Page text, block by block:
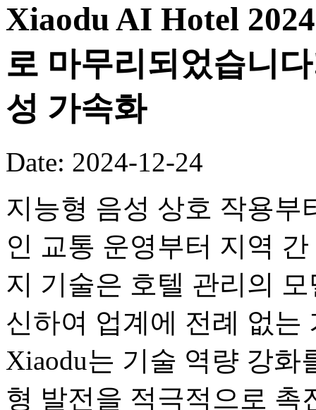
Xiaodu AI Hotel
로 마무리되었습니
성 가속화
Date: 2024-12-24
지능형 음성 상호 작용부
인 교통 운영부터 지역
지 기술은 호텔 관리의
신하여 업계에 전례 없는
Xiaodu는 기술 역량 강
형 발전을 적극적으로 촉